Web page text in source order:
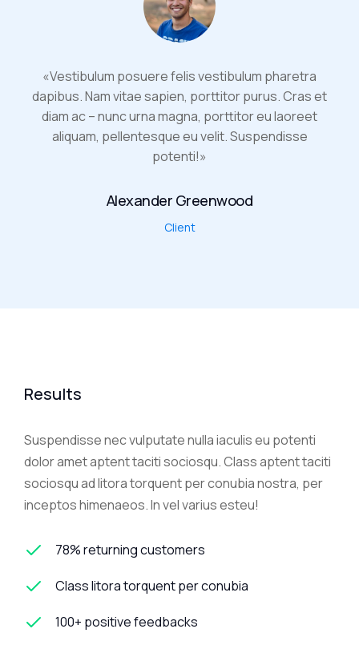
«Vestibulum posuere felis vestibulum pharetra
dapibus. Nam vitae sapien, porttitor purus. Cras et
diam ac – nunc urna magna, porttitor eu laoreet
aliquam, pellentesque eu velit. Suspendisse
potenti!»
Alexander Greenwood
Client
Results
Suspendisse nec vulputate nulla iaculis eu potenti
dolor amet aptent taciti sociosqu. Class aptent taciti
sociosqu ad litora torquent per conubia nostra, per
inceptos himenaeos. In vel varius esteu!
78% returning customers
Class litora torquent per conubia
100+ positive feedbacks